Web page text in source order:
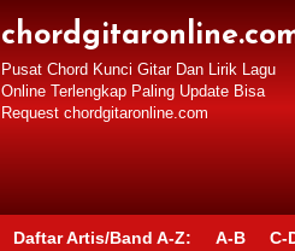
Pusat Chord Kunci Gitar Dan Lirik Lagu
Online Terlengkap Paling Update Bisa
Request chordgitaronline.com
Daftar Artis/Band A-Z: A-B C-